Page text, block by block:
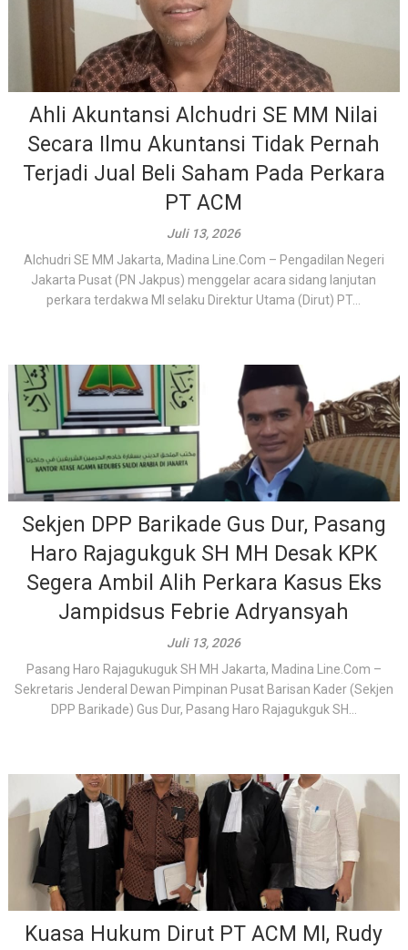
Ahli Akuntansi Alchudri SE MM Nilai
Secara Ilmu Akuntansi Tidak Pernah
Terjadi Jual Beli Saham Pada Perkara
PT ACM
Juli 13, 2026
Alchudri SE MM Jakarta, Madina Line.Com – Pengadilan Negeri
Jakarta Pusat (PN Jakpus) menggelar acara sidang lanjutan
perkara terdakwa MI selaku Direktur Utama (Dirut) PT...
Sekjen DPP Barikade Gus Dur, Pasang
Haro Rajagukguk SH MH Desak KPK
Segera Ambil Alih Perkara Kasus Eks
Jampidsus Febrie Adryansyah
Juli 13, 2026
Pasang Haro Rajagukuguk SH MH Jakarta, Madina Line.Com –
Sekretaris Jenderal Dewan Pimpinan Pusat Barisan Kader (Sekjen
DPP Barikade) Gus Dur, Pasang Haro Rajagukguk SH...
Kuasa Hukum Dirut PT ACM MI, Rudy